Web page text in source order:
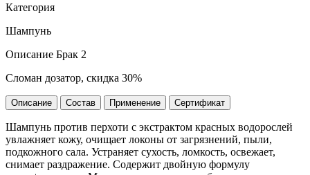
Категория
Шампунь
Описание Брак 2
Сломан дозатор, скидка 30%
Описание Состав Применение Сертификат
Шампунь против перхоти с экстрактом красных водорослей
увлажняет кожу, очищает локоны от загрязнений, пыли,
подкожного сала. Устраняет сухость, ломкость, освежает,
снимает раздражение. Содержит двойную формулу